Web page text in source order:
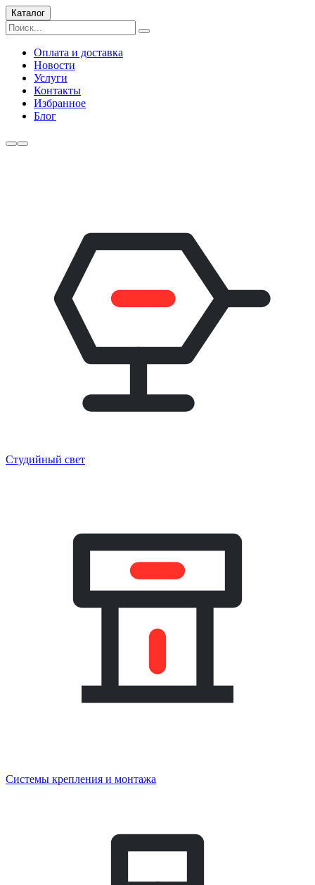
Каталог
Оплата и доставка
Новости
Услуги
Контакты
Избранное
Блог
Студийный свет
Системы крепления и монтажа